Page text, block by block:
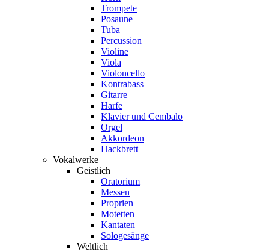
Trompete
Posaune
Tuba
Percussion
Violine
Viola
Violoncello
Kontrabass
Gitarre
Harfe
Klavier und Cembalo
Orgel
Akkordeon
Hackbrett
Vokalwerke
Geistlich
Oratorium
Messen
Proprien
Motetten
Kantaten
Sologesänge
Weltlich